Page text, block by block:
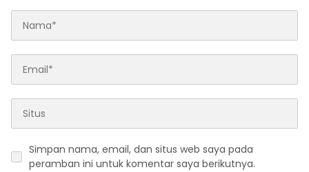
Simpan nama, email, dan situs web saya pada
peramban ini untuk komentar saya berikutnya.